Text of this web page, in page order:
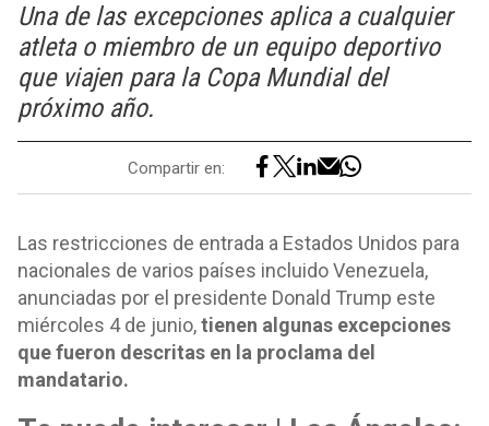
Una de las excepciones aplica a cualquier
atleta o miembro de un equipo deportivo
que viajen para la Copa Mundial del
próximo año.
Compartir en:
Las restricciones de entrada a Estados Unidos para
nacionales de varios países incluido Venezuela,
anunciadas por el presidente Donald Trump este
miércoles 4 de junio,tienen algunas excepciones
que fueron descritas en la proclama del
mandatario.